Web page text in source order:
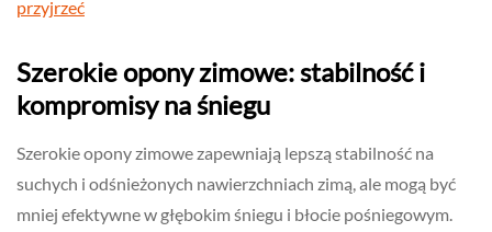
przyjrzeć
Szerokie opony zimowe: stabilność i
kompromisy na śniegu
Szerokie opony zimowe zapewniają lepszą stabilność na
suchych i odśnieżonych nawierzchniach zimą, ale mogą być
mniej efektywne w głębokim śniegu i błocie pośniegowym.